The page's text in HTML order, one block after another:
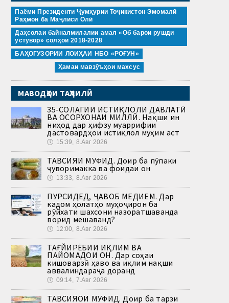
Паёми Президенти Ҷумҳурии Тоҷикистон Эмомалӣ
Раҳмон ба Маҷлиси Олӣ
Даҳсолаи байналмилалии амал «Об барои рушди
устувор» солҳои 2018-2028
БАҲОГУЗОРИИ ЛОИҲАИ НБО «РОҒУН»
Ҳамаи мавзӯъҳои махсус
МАВОДҲОИ ТАҲЛИЛӢ
35-СОЛАГИИ ИСТИҚЛОЛИ ДАВЛАТӢ
ВА ОСОРХОНАИ МИЛЛӢ. Нақши ин
ниҳод дар ҳифзу муаррифии
дастовардҳои истиқлол муҳим аст
🕔 15:39, 8.Авг 2026
ТАВСИЯИ МУФИД. Доир ба пӯпаки
ҷуворимакка ва фоидаи он
🕔 13:33, 8.Авг 2026
ПУРСИДЕД, ҶАВОБ МЕДИҲЕМ. Дар
кадом ҳолатҳо муҳоҷирон ба
рӯйхати шахсони назоратшаванда
ворид мешаванд?
🕔 12:00, 8.Авг 2026
ТАҒЙИРЁБИИ ИҚЛИМ ВА
ПАЙОМАДҲОИ ОН. Дар соҳаи
кишоварзӣ ҳаво ва иқлим нақши
аввалиндараҷа доранд
🕔 09:14, 7.Авг 2026
ТАВСИЯҲОИ МУФИД. Доир ба тарзи